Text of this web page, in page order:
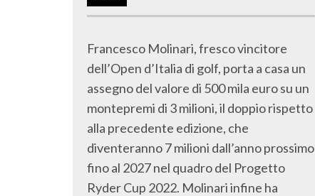
Francesco Molinari, fresco vincitore
dell’Open d’Italia di golf, porta a casa un
assegno del valore di 500 mila euro su un
montepremi di 3 milioni, il doppio rispetto
alla precedente edizione, che
diventeranno 7 milioni dall’anno prossimo
fino al 2027 nel quadro del Progetto
Ryder Cup 2022. Molinari infine ha